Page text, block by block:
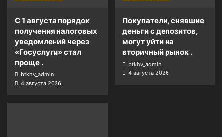
С 1 августа порядок
получения налоговых
уведомлений через
«Госуслуги» стал
проще .
btkhv_admin
4 августа 2026
Покупатели, снявшие
деньги с депозитов,
могут уйти на
вторичный рынок .
btkhv_admin
4 августа 2026